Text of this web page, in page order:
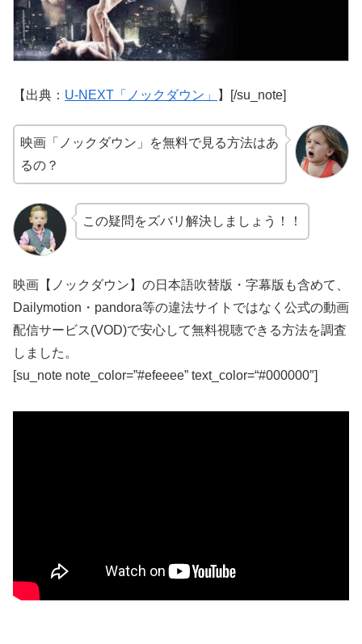
【出典： U-NEXT「ノックダウン」 】[/su_note]
映画「ノックダウン」を無料で見る方法はあ
るの？
この疑問をズバリ解決しましょう！！
映画【ノックダウン】の日本語吹替版・字幕版も含めて、
Dailymotion・pandora等の違法サイトではなく公式の動画
配信サービス(VOD)で安心して無料視聴できる方法を調査
しました。
[su_note note_color=”#efeeee” text_color=“#000000″]